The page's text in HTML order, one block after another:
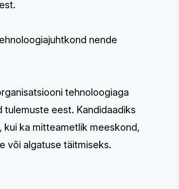
nende
tehnoloogiaga
eest. Kandidaadiks
kui ka mitteametlik meeskond,
või algatuse täitmiseks.